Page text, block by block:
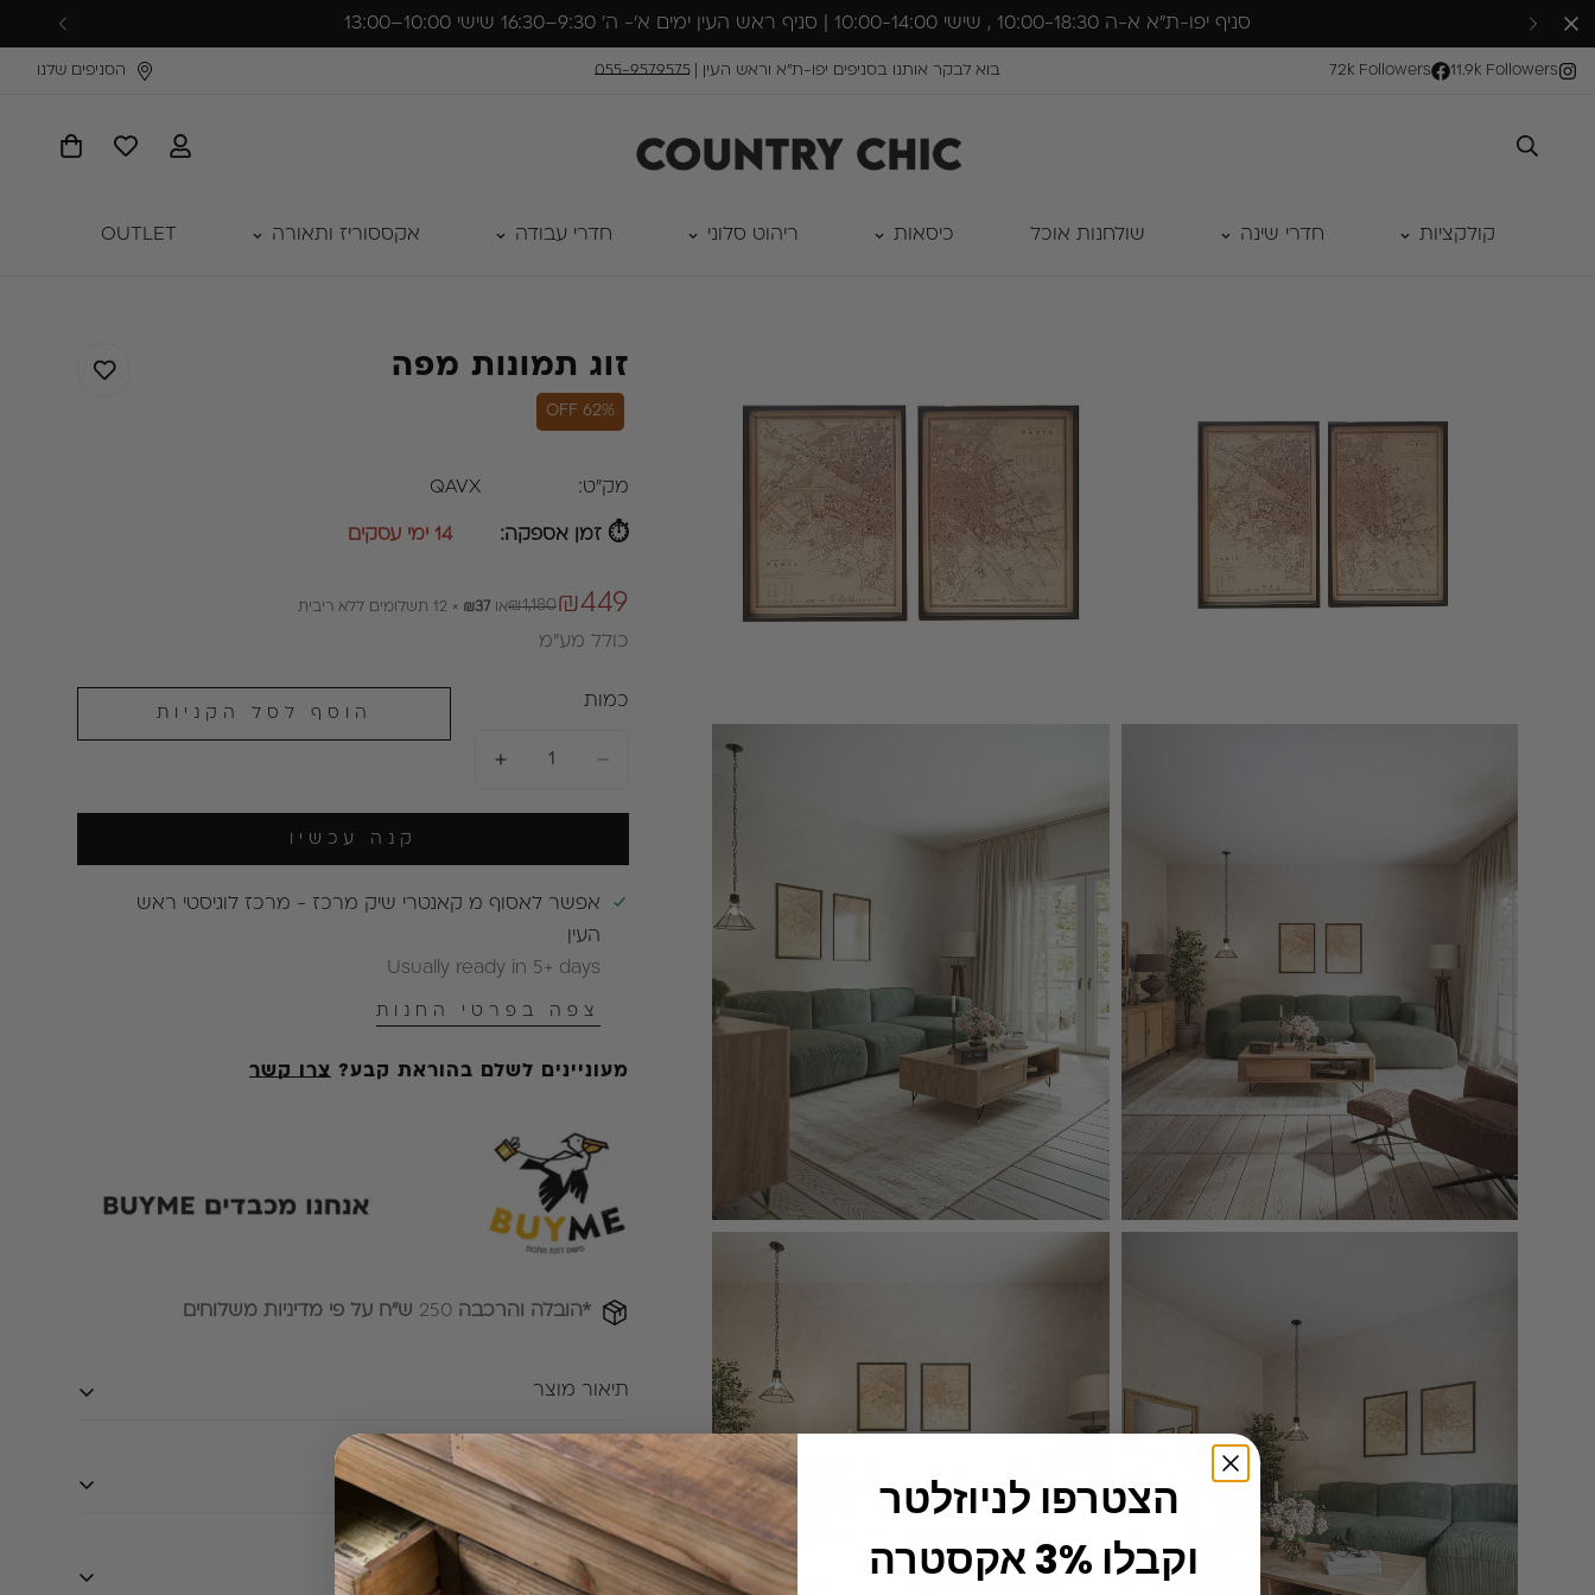
סניף יפו-ת״א א-ה 10:00-18:30 , שישי 10:00-14:00 | סניף ראש העין ימים א'- ה׳ 9:30–16:30 שישי 10:00–13:00
72k Followers 11.9k Followers בוא לבקר אותנו בסניפים יפו-ת״א וראש העין |055-9579575 הסניפים שלנו
קולקציות חדרי שינה שולחנות אוכל כיסאות ריהוט סלוני חדרי עבודה אקססוריז ותאורה OUTLET
זוג תמונות מפה
62% OFF
מק"ט: QAVX
⏱ זמן אספקה: 14 ימי עסקים
מחיר
מבצע
₪449
מחיר
רגיל
₪1,180או ₪37 × 12 תשלומים ללא ריבית
כולל מע״מ
כמות
הוסף לסל הקניות
קנה עכשיו
אפשר לאסוף מ קאנטרי שיק מרכז - מרכז לוגיסטי ראש
העין
Usually ready in 5+ days
צפה בפרטי החנות
מעוניינים לשלם בהוראת קבע? צרו קשר
*הובלה והרכבה 250 ש״ח על פי מדיניות משלוחים
תיאור מוצר
זוג תמונה בסגנון ריהוט כפרי
מידות
גובה: 80 ס"מ
הובלה והרכבה
הצטרפו לניוזלטר